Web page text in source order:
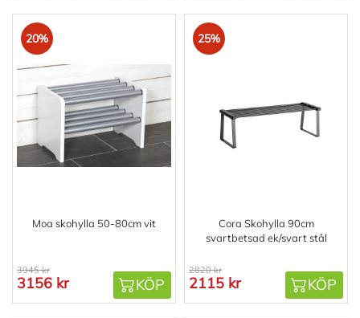
20%
Moa skohylla 50-80cm vit
3945 kr
3156 kr KÖP
25%
Cora Skohylla 90cm
svartbetsad ek/svart stål
2820 kr
2115 kr KÖP